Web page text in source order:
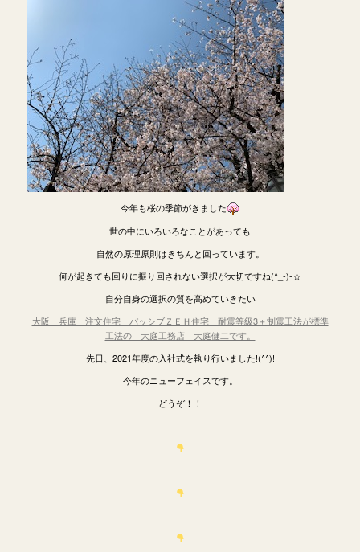
今年も桜の季節がきました
世の中にいろいろなことがあっても
自然の原理原則はきちんと回っています。
何が起きても回りに振り回されない選択が大切ですね(^_-)-☆
自分自身の選択の質を高めていきたい
大阪 兵庫 注文住宅 パッシブＺＥＨ住宅 耐震等級3＋制震工法が標準
工法の 大庭工務店 大庭健二です。
先日、2021年度の入社式を執り行いました!(^^)!
今年のニューフェイスです。
どうぞ！！